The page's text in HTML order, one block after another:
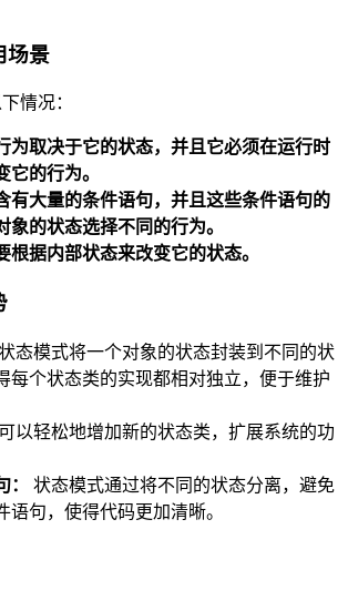
场景
情况：
为取决于它的状态，并且它必须在运行时
它的行为。
有大量的条件语句，并且这些条件语句的
象的状态选择不同的行为。
根据内部状态来改变它的状态。
态模式将一个对象的状态封装到不同的状
每个状态类的实现都相对独立，便于维护
以轻松地增加新的状态类，扩展系统的功
状态模式通过将不同的状态分离，避免
语句，使得代码更加清晰。